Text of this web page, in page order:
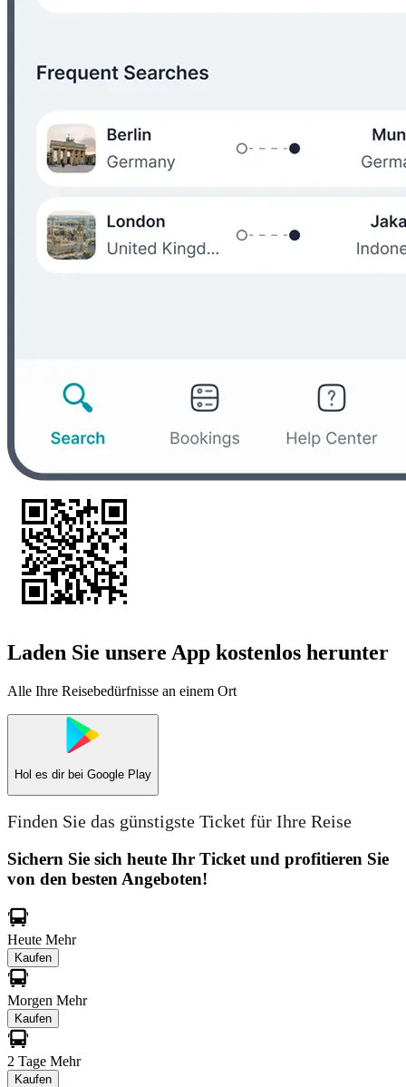
Laden Sie unsere App kostenlos herunter
Alle Ihre Reisebedürfnisse an einem Ort
Hol es dir bei Google Play
Finden Sie das günstigste Ticket für Ihre Reise
Sichern Sie sich heute Ihr Ticket und profitieren Sie
von den besten Angeboten!
Heute Mehr
Kaufen
Morgen Mehr
Kaufen
2 Tage Mehr
Kaufen